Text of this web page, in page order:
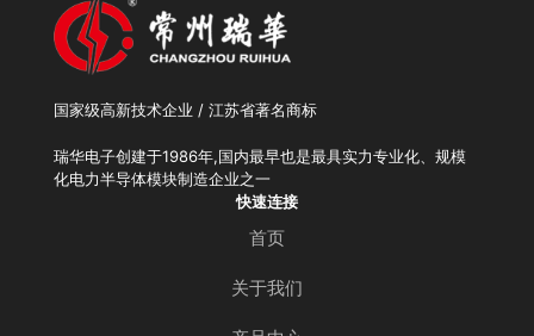
国家级高新技术企业 / 江苏省著名商标
瑞华电子创建于1986年,国内最早也是最具实力专业化、规模
化电力半导体模块制造企业之一
快速连接
首页
关于我们